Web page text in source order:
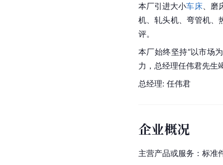
本厂引进大小车床、磨
机、轧头机、弯管机、
评。
本厂始终坚持“以市场
力，总经理任伟君先生
总经理: 任伟君
企业概况
主营产品或服务：标准